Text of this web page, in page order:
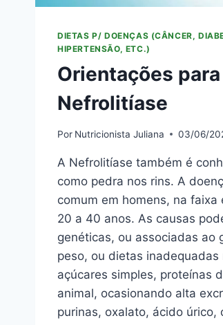
DIETAS P/ DOENÇAS (CÂNCER,
HIPERTENSÃO, ETC.)
Orientações para
Nefrolitíase
Por Nutricionista Juliana 03/06/
A Nefrolitíase também é
como pedra nos rins. A
comum em homens, na faixa
20 a 40 anos. As causas
genéticas, ou associadas ao
peso, ou dietas inadequadas
açúcares simples, proteínas
animal, ocasionando alta
purinas, oxalato, ácido úrico,